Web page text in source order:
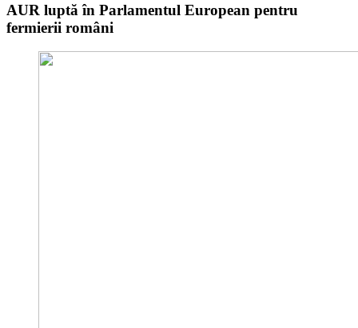
AUR luptă în Parlamentul European pentru
fermierii români